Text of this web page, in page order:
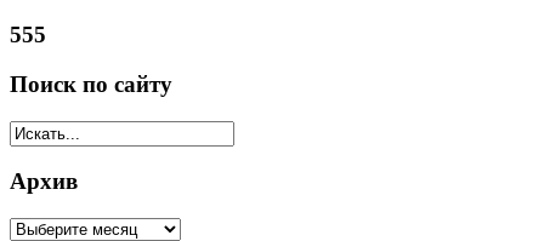
555
Поиск по сайту
Архив